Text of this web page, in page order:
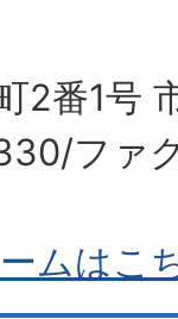
2番1号
ファ
ムはこ